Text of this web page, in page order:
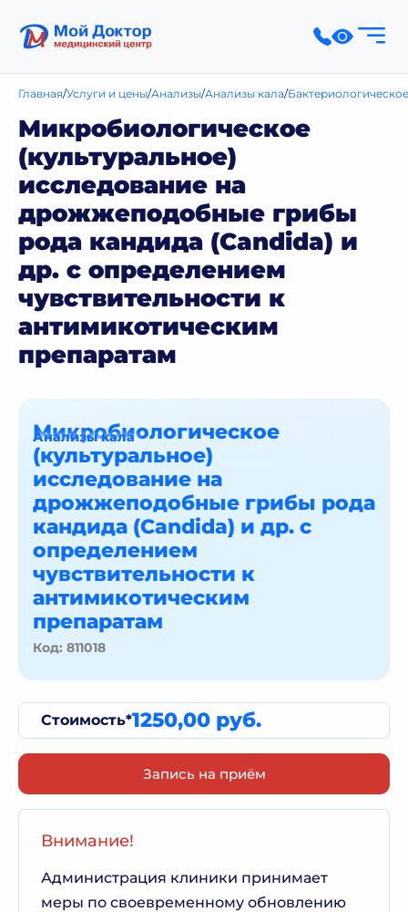
Главная Услуги и цены Анализы Анализы кала
Микробиологическое
(культуральное)
исследование на
дрожжеподобные грибы
рода кандида (Candida) и
др. с определением
чувствительности к
антимикотическим
препаратам
Микробиологическое
(культуральное)
исследование на
дрожжеподобные грибы рода
кандида (Candida) и др. с
определением
чувствительности к
антимикотическим
препаратам
Код: 811018
Анализы кала
Стоимость*1250,00 руб.
Запись на приём
Внимание!
Администрация клиники принимает
меры по своевременному обновлению